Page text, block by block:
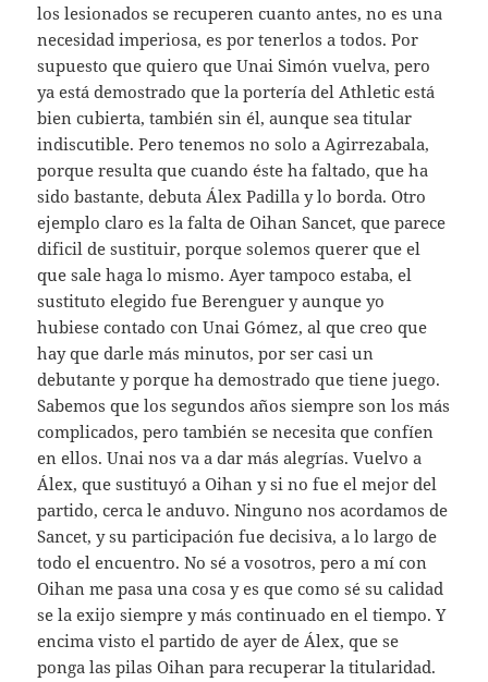
los lesionados se recuperen cuanto antes, no es una
necesidad imperiosa, es por tenerlos a todos. Por
supuesto que quiero que Unai Simón vuelva, pero
ya está demostrado que la portería del Athletic está
bien cubierta, también sin él, aunque sea titular
indiscutible. Pero tenemos no solo a Agirrezabala,
porque resulta que cuando éste ha faltado, que ha
sido bastante, debuta Álex Padilla y lo borda. Otro
ejemplo claro es la falta de Oihan Sancet, que parece
dificil de sustituir, porque solemos querer que el
que sale haga lo mismo. Ayer tampoco estaba, el
sustituto elegido fue Berenguer y aunque yo
hubiese contado con Unai Gómez, al que creo que
hay que darle más minutos, por ser casi un
debutante y porque ha demostrado que tiene juego.
Sabemos que los segundos años siempre son los más
complicados, pero también se necesita que confíen
en ellos. Unai nos va a dar más alegrías. Vuelvo a
Álex, que sustituyó a Oihan y si no fue el mejor del
partido, cerca le anduvo. Ninguno nos acordamos de
Sancet, y su participación fue decisiva, a lo largo de
todo el encuentro. No sé a vosotros, pero a mí con
Oihan me pasa una cosa y es que como sé su calidad
se la exijo siempre y más continuado en el tiempo. Y
encima visto el partido de ayer de Álex, que se
ponga las pilas Oihan para recuperar la titularidad.